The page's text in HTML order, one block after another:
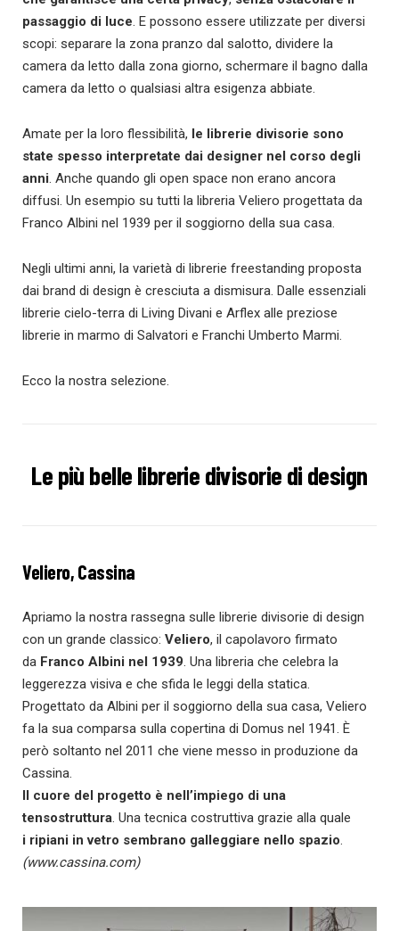
passaggio di luce. E possono essere utilizzate per diversi
scopi: separare la zona pranzo dal salotto, dividere la
camera da letto dalla zona giorno, schermare il bagno dalla
camera da letto o qualsiasi altra esigenza abbiate.
Amate per la loro flessibilità, le librerie divisorie sono
state spesso interpretate dai designer nel corso degli
anni. Anche quando gli open space non erano ancora
diffusi. Un esempio su tutti la libreria Veliero progettata da
Franco Albini nel 1939 per il soggiorno della sua casa.
Negli ultimi anni, la varietà di librerie freestanding proposta
dai brand di design è cresciuta a dismisura. Dalle essenziali
librerie cielo-terra di Living Divani e Arflex alle preziose
librerie in marmo di Salvatori e Franchi Umberto Marmi.
Ecco la nostra selezione.
Le più belle librerie divisorie di design
Veliero, Cassina
Apriamo la nostra rassegna sulle librerie divisorie di design
con un grande classico: Veliero, il capolavoro firmato
da Franco Albini nel 1939. Una libreria che celebra la
leggerezza visiva e che sfida le leggi della statica.
Progettato da Albini per il soggiorno della sua casa, Veliero
fa la sua comparsa sulla copertina di Domus nel 1941. È
però soltanto nel 2011 che viene messo in produzione da
Cassina.
Il cuore del progetto è nell’impiego di una
tensostruttura. Una tecnica costruttiva grazie alla quale
i ripiani in vetro sembrano galleggiare nello spazio.
(www.cassina.com)